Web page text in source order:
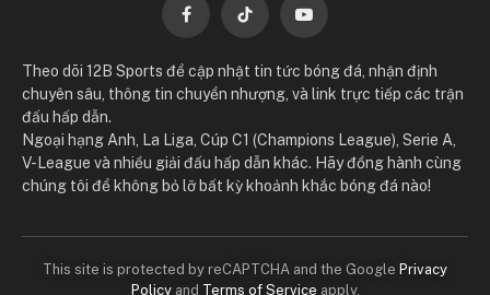
FacebookTikTok YouTube
Theo dõi 12B Sports để cập nhật tin tức bóng đá, nhận định
chuyên sâu, thông tin chuyển nhượng, và link trực tiếp các trận
đấu hấp dẫn.
Ngoại hạng Anh, La Liga, Cúp C1 (Champions League), Serie A,
V-League và nhiều giải đấu hấp dẫn khác. Hãy đồng hành cùng
chúng tôi để không bỏ lỡ bất kỳ khoảnh khắc bóng đá nào!
This site is protected by reCAPTCHA and the Google Privacy
Policyand Terms of Service apply.